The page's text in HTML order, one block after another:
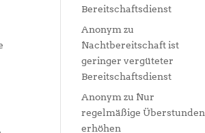
Bereitschaftsdienst
Anonym zu
Nachtbereitschaft ist
geringer vergüteter
Bereitschaftsdienst
Anonym zu Nur
regelmäßige Überstunden
erhöhen